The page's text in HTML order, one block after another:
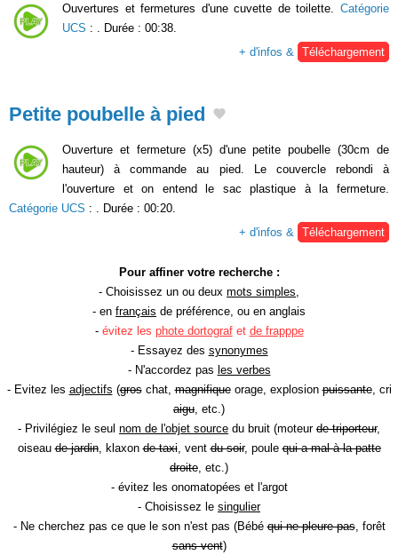
Ouvertures et fermetures d'une cuvette de toilette. Catégorie
UCS :
. Durée : 00:38.
+ d'infos &
Téléchargement
Petite poubelle à pied
Ouverture et fermeture (x5) d'une petite poubelle (30cm de
hauteur) à commande au pied. Le couvercle rebondi à
l'ouverture et on entend le sac plastique à la fermeture.
Catégorie UCS : . Durée : 00:20.
+ d'infos & Téléchargement
Pour affiner votre recherche :
- Choisissez un ou deux mots simples,
- en français de préférence, ou en anglais
- évitez les phote dortografet de frapppe
- Essayez des synonymes
- N'accordez pas les verbes
- Evitez les adjectifs (groschat,magnifiqueorage, explosionpuissante, cri
aigu, etc.)
- Privilégiez le seul nom de l'objet source du bruit (moteur de triporteur,
oiseaude jardin, klaxonde taxi, ventdu soir, poulequi a mal à la patte
droite, etc.)
- évitez les onomatopées et l'argot
- Choisissez le singulier
- Ne cherchez pas ce que le son n'est pas (Bébéqui ne pleure pas, forêt
sans vent)